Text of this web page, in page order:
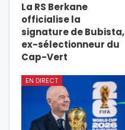
La RS Berkane
officialise la
signature de Bubista,
ex-sélectionneur du
Cap-Vert
EN DIRECT